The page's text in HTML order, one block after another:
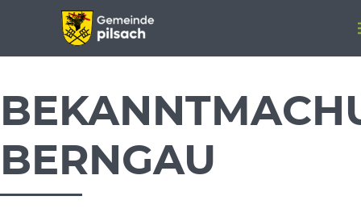
Menü überspringen
Menü überspringen
BERNGAU